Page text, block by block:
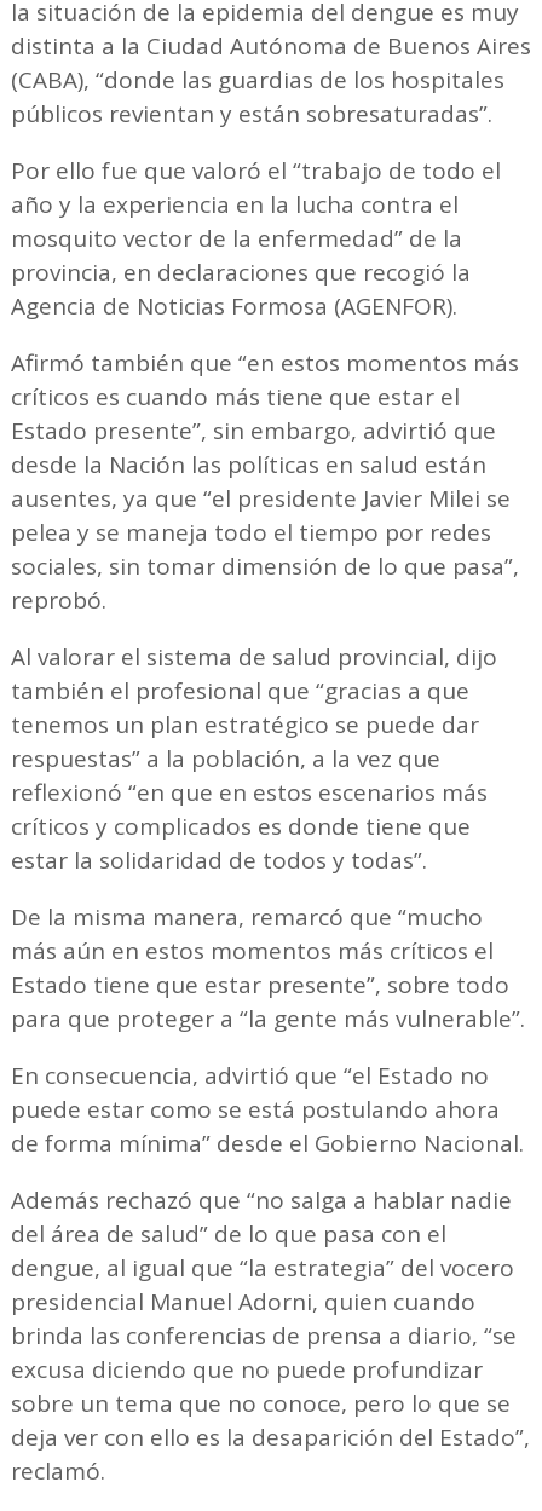
la situación de la epidemia del dengue es muy
distinta a la Ciudad Autónoma de Buenos Aires
(CABA), “donde las guardias de los hospitales
públicos revientan y están sobresaturadas”.
Por ello fue que valoró el “trabajo de todo el
año y la experiencia en la lucha contra el
mosquito vector de la enfermedad” de la
provincia, en declaraciones que recogió la
Agencia de Noticias Formosa (AGENFOR).
Afirmó también que “en estos momentos más
críticos es cuando más tiene que estar el
Estado presente”, sin embargo, advirtió que
desde la Nación las políticas en salud están
ausentes, ya que “el presidente Javier Milei se
pelea y se maneja todo el tiempo por redes
sociales, sin tomar dimensión de lo que pasa”,
reprobó.
Al valorar el sistema de salud provincial, dijo
también el profesional que “gracias a que
tenemos un plan estratégico se puede dar
respuestas” a la población, a la vez que
reflexionó “en que en estos escenarios más
críticos y complicados es donde tiene que
estar la solidaridad de todos y todas”.
De la misma manera, remarcó que “mucho
más aún en estos momentos más críticos el
Estado tiene que estar presente”, sobre todo
para que proteger a “la gente más vulnerable”.
En consecuencia, advirtió que “el Estado no
puede estar como se está postulando ahora
de forma mínima” desde el Gobierno Nacional.
Además rechazó que “no salga a hablar nadie
del área de salud” de lo que pasa con el
dengue, al igual que “la estrategia” del vocero
presidencial Manuel Adorni, quien cuando
brinda las conferencias de prensa a diario, “se
excusa diciendo que no puede profundizar
sobre un tema que no conoce, pero lo que se
deja ver con ello es la desaparición del Estado”,
reclamó.